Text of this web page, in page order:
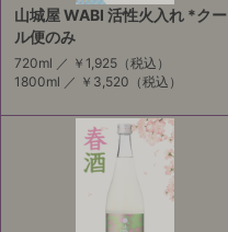
山城屋 WABI 活性火入れ *クー
ル便のみ
720ml ／ ￥1,925 （税込）
1800ml ／ ￥3,520 （税込）